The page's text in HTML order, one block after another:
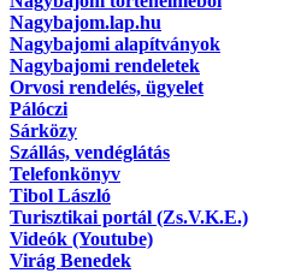
Nagybajom.lap.hu
Nagybajomi alapítványok
Nagybajomi rendeletek
Orvosi rendelés, ügyelet
Pálóczi
Sárközy
Szállás, vendéglátás
Telefonkönyv
Tibol László
Turisztikai portál (Zs.V.K.E.)
Videók (Youtube)
Virág Benedek